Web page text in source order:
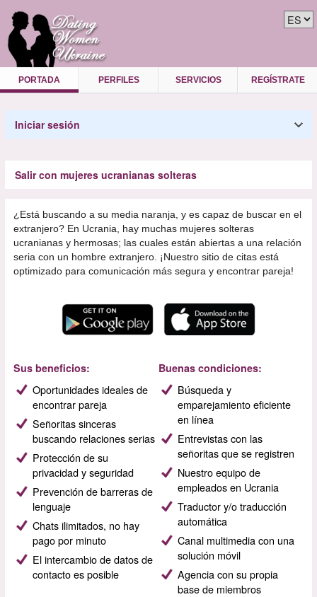
PORTADA PERFILES SERVICIOS REGÍSTRATE
Iniciar sesión
Salir con mujeres ucranianas solteras
¿Está buscando a su media naranja, y es capaz de buscar en el
extranjero? En Ucrania, hay muchas mujeres solteras
ucranianas y hermosas; las cuales están abiertas a una relación
seria con un hombre extranjero. ¡Nuestro sitio de citas está
optimizado para comunicación más segura y encontrar pareja!
Sus beneficios:
Oportunidades ideales de
encontrar pareja
Señoritas sinceras
buscando relaciones serias
Protección de su
privacidad y seguridad
Prevención de barreras de
lenguaje
Chats ilimitados, no hay
pago por minuto
El intercambio de datos de
contacto es posible
Buenas condiciones:
Búsqueda y
emparejamiento eficiente
en línea
Entrevistas con las
señoritas que se registren
Nuestro equipo de
empleados en Ucrania
Traductor y/o traducción
automática
Canal multimedia con una
solución móvil
Agencia con su propia
base de miembros